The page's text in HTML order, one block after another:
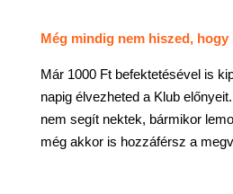
Még mindig nem hiszed, hogy
Már 1000 Ft befektetésével is
napig élvezheted a Klub
nem segít nektek, bármikor
még akkor is hozzáférsz a